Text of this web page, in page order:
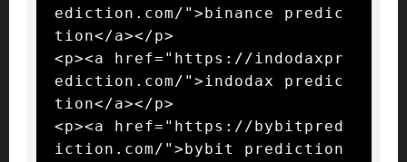
ediction.com/">binance predic
tion</a></p>
<p><a href="https://indodaxpr
ediction.com/">indodax predic
tion</a></p>
<p><a href="https://bybitpred
iction.com/">bybit prediction